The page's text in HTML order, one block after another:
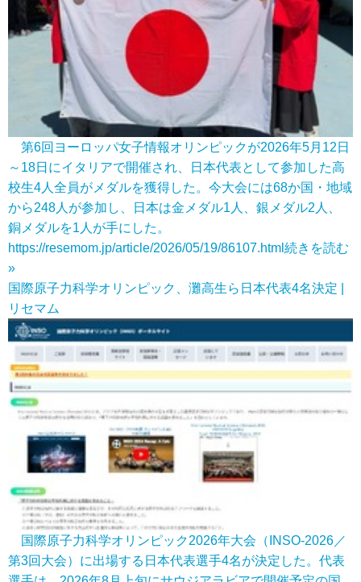
第6回ヨーロッパ女子情報オリンピックが2026年5月12日
～18日にイタリアで開催され、日本代表として参加した高
校生4人全員がメダルを獲得した。今大会には68か国・地域
から248人が参加し、日本は金メダル1人、銀メダル2人、
銅メダルを1人が手にした。
https://resemom.jp/article/2026/05/19/86107.html 続きを読む
»
国際原子力科学オリンピック、灘高生ら日本代表4名決定 |
リセマム
国際原子力科学オリンピック2026年大会（INSO-2026／
第3回大会）に出場する日本代表選手4名が決定した。代表